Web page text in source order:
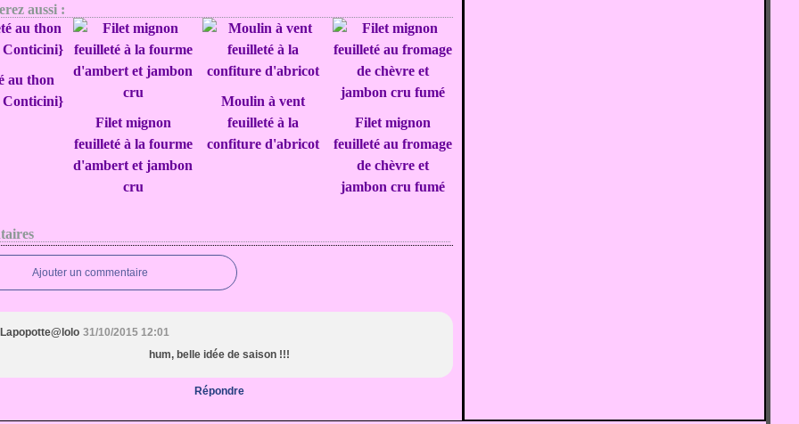
aussi :
au thon
Filet mignon
feuilleté à la fourme
d'ambert et jambon
cru
Moulin à vent
feuilleté à la
confiture d'abricot
Filet mignon
feuilleté au fromage
de chèvre et
jambon cru fumé
Ajouter un commentaire
Lapopotte@lolo 31/10/2015 12:01
hum, belle idée de saison !!!
Répondre